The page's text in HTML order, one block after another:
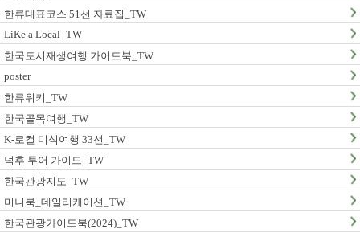
한류대표코스 51선 자료집_TW
LiKe a Local_TW
한국도시재생여행 가이드북_TW
poster
한류위키_TW
한국골목여행_TW
K-로컬 미식여행 33선_TW
덕후 투어 가이드_TW
한국관광지도_TW
미니북_데일리케이션_TW
한국관광가이드북(2024)_TW